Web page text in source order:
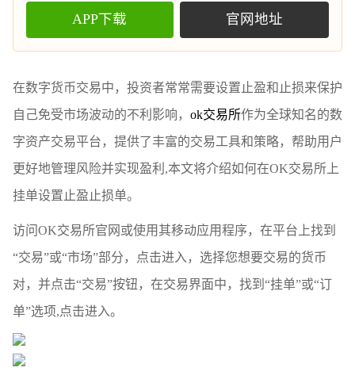
APP下载 官网地址
在数字货币交易中，投资者常常需要设置止盈和止损来保护
自己免受市场波动的不利影响， ok交易所作为全球知名的数
字资产交易平台，提供了丰富的交易工具和策略，帮助用户
更好地管理风险并实现盈利,本文将介绍如何在OK交易所上
挂单设置止盈止损单。
访问OK交易所官网或使用其移动应用程序，在平台上找到
“交易”或“市场”部分，点击进入，选择您想要交易的货币
对，并点击“交易”按钮，在交易界面中，找到“挂单”或“订
单”选项,点击进入。